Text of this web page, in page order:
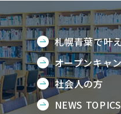
札幌青葉で叶
オープンキャ
社会人の方
NEWS TOPICS